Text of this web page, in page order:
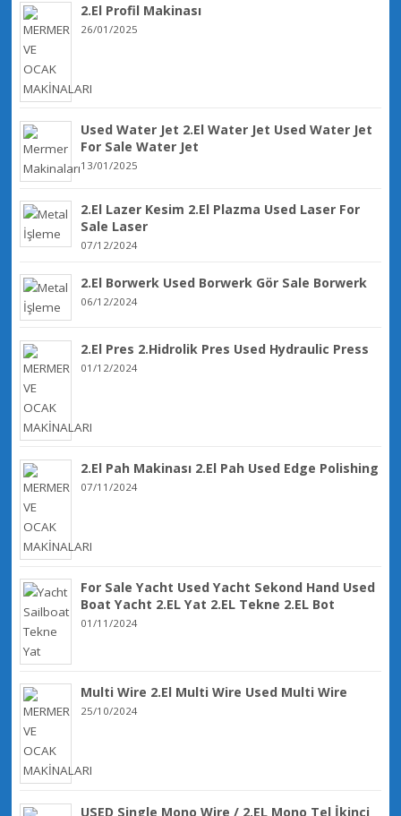
2.El Profil Makinası
26/01/2025
Used Water Jet 2.El Water Jet Used Water Jet
For Sale Water Jet
13/01/2025
2.El Lazer Kesim 2.El Plazma Used Laser For
Sale Laser
07/12/2024
2.El Borwerk Used Borwerk Gör Sale Borwerk
06/12/2024
2.El Pres 2.Hidrolik Pres Used Hydraulic Press
01/12/2024
2.El Pah Makinası 2.El Pah Used Edge Polishing
07/11/2024
For Sale Yacht Used Yacht Sekond Hand Used
Boat Yacht 2.EL Yat 2.EL Tekne 2.EL Bot
01/11/2024
Multi Wire 2.El Multi Wire Used Multi Wire
25/10/2024
USED Single Mono Wire / 2.EL Mono Tel İkinci